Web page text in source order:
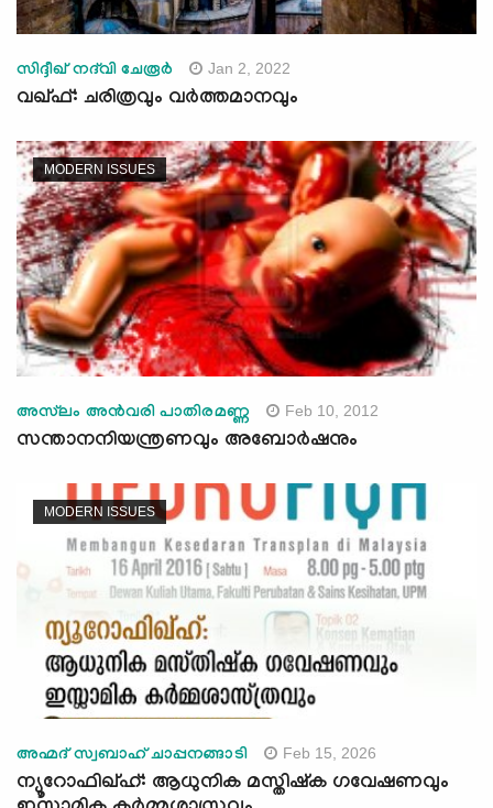
സിദ്ദീഖ് നദ്‌വി ചേരൂര്‍ Jan 2, 2022
വഖ്ഫ്: ചരിത്രവും വർത്തമാനവും
MODERN ISSUES
അസ്‌ലം അന്‍വരി പാതിരമണ്ണ Feb 10, 2012
സന്താനനിയന്ത്രണവും അബോര്‍ഷനും
MODERN ISSUES
അഹ്മദ് സ്വബാഹ് ചാപ്പനങ്ങാടി Feb 15, 2026
ന്യൂറോഫിഖ്ഹ്: ആധുനിക മസ്തിഷ്ക ഗവേഷണവും